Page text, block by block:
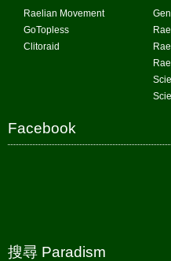
Raelian Movement
GoTopless
Clitoraid
Facebook
搜尋 Paradism